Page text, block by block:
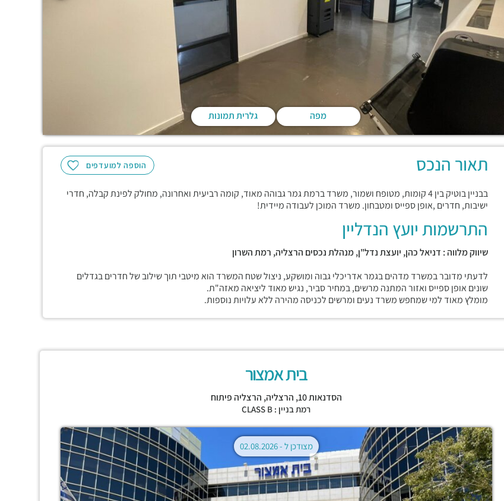
מפה גלרית תמונות
הוספה למועדפים תאור הנכס
בבניין בוטיק בין 4 קומות, מטופח ושמור, משרד ברמת גמר גבוהה מאוד, קומה רביעית ואחרונה, מחולק לפינת קבלה, חדרי
ישיבות, חדרים ,אופן ספייס ומטבחון. משרד המוכן לעבודה מיידית!
התרשמות יועץ הנדליין
שיווק מלווה : דניאל כהן, יועצת נדל"ן, מנהלת נכסים הרצליה, רמת השרון
לדעתי מדובר במשרד מדהים בגמר אדריכלי גבוה ומושקע, ניצול שטח המשרד הוא מיטבי תוך שילוב של חדרים בגדלים
שונים אופן ספייס ואזור המתנה מרשים, במחיר סביר, נגיש מאוד ליציאה מאזה"ת.
מומלץ מאוד למי שמחפש משרד נעים ומרשים לכניסה מהירה ללא עלויות נוספות.
בית אמצור
הסדנאות 10, הרצליה, הרצליה פיתוח
רמת בניין : CLASS B
מצודכן ל -02.08.2026